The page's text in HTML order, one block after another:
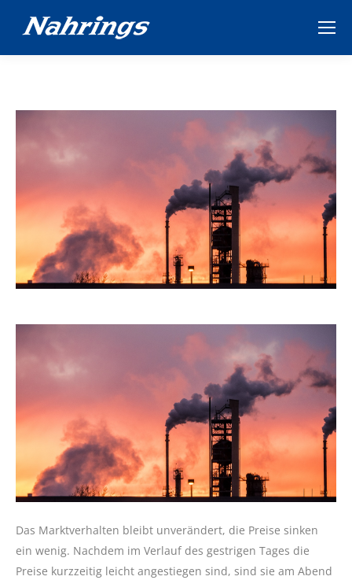
Das Marktverhalten bleibt unverändert, die Preise sinken
ein wenig. Nachdem im Verlauf des gestrigen Tages die
Preise kurzzeitig leicht angestiegen sind, sind sie am Abend